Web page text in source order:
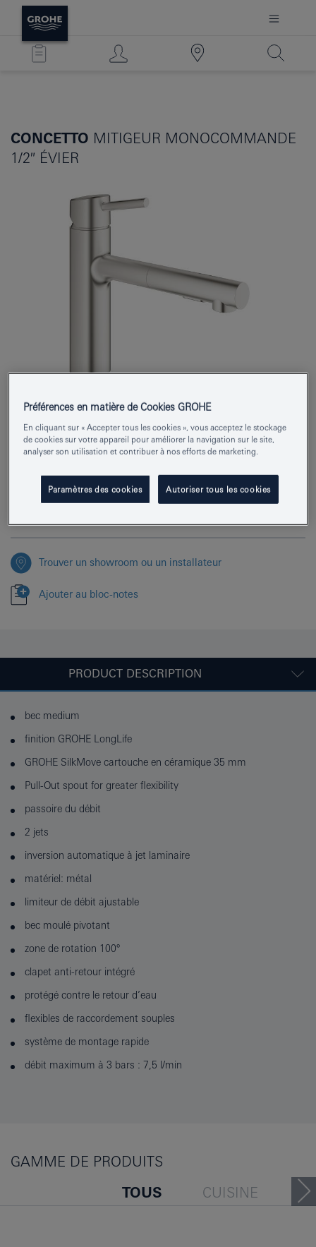
CONCETTO MITIGEUR MONOCOMMANDE
1/2″ ÉVIER
EAN 4005176314971
Télécharger la fiche technique (PDF)
Trouver un showroom ou un installateur
Ajouter au bloc-notes
PRODUCT DESCRIPTION
bec medium
finition GROHE LongLife
GROHE SilkMove cartouche en céramique 35 mm
Pull-Out spout for greater flexibility
passoire du débit
2 jets
inversion automatique à jet laminaire
matériel: métal
limiteur de débit ajustable
bec moulé pivotant
zone de rotation 100°
clapet anti-retour intégré
protégé contre le retour d’eau
flexibles de raccordement souples
système de montage rapide
débit maximum à 3 bars : 7,5 l/min
GAMME DE PRODUITS
TOUS
CUISINE
Préférences en matière de Cookies GROHE
En cliquant sur « Accepter tous les cookies », vous acceptez le stockage
de cookies sur votre appareil pour améliorer la navigation sur le site,
analyser son utilisation et contribuer à nos efforts de marketing.
Paramètres des cookies Autoriser tous les cookies